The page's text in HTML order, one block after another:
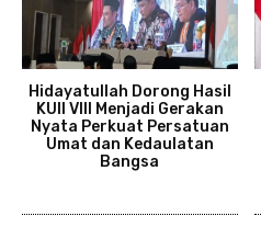
Hidayatullah Dorong Hasil
KUII VIII Menjadi Gerakan
Nyata Perkuat Persatuan
Umat dan Kedaulatan
Bangsa